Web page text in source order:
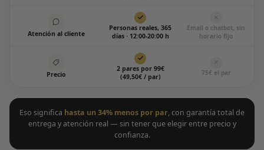
Atención al cliente
Personas reales, 365
días · 12:00-20:00 h
Email o chatbot, sin
horario fijo
Precio
2 pares por 99€
(49,50€ / par)
75€ el par
Eso significa hasta un 34% menos por par, con garantía total de
entrega y atención real — sin tener que elegir entre precio y
confianza.